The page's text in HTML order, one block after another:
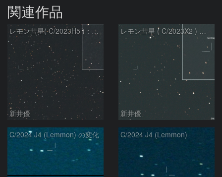
関連作品
レモン彗星( C/2023H5 )：2026/05/20
新井優
レモン彗星 ( C/2023X2 ) の予報位置：2026/05/29
新井優
C/2024 J4 (Lemmon) の変化 C/2024 J4 (Lemmon)